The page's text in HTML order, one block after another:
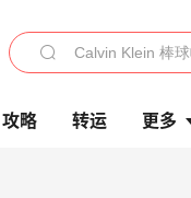
攻略 转运 更多